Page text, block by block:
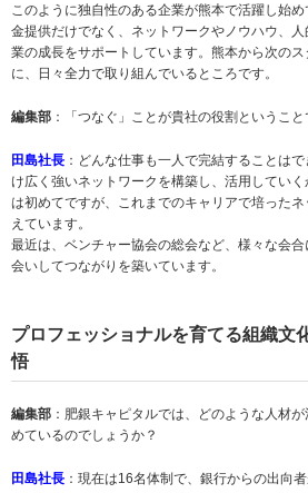
このように独自性のある企業が熊本で活躍し始
金提供だけでなく、ネットワークやノウハウ、
業の成長をサポートしています。熊本から次の
に、日々全力で取り組んでいるところです。
編集部 ：「つなぐ」ことが貴社の役割ということ
田島社長 ：どんな仕事も一人で完結することは
け広く強いネットワークを構築し、活用してい
は初めてですが、これまでのキャリアで培った
えています。
最近は、ベンチャー協会の総会など、様々な会
会いしてつながりを築いています。
プロフェッショナルを育てる組織文
悟
編集部 ：肥銀キャピタルでは、どのような人材
めているのでしょうか？
田島社長 ：現在は16名体制で、銀行からの出向